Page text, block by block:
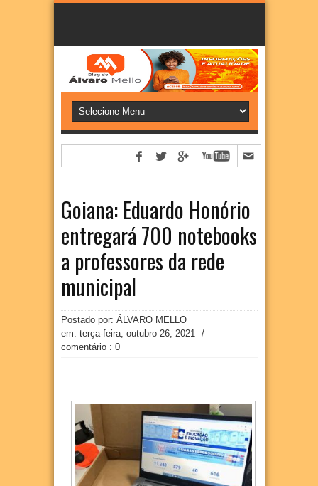
Goiana: Eduardo Honório
entregará 700 notebooks
a professores da rede
municipal
Postado por: ÁLVARO MELLO
em: terça-feira, outubro 26, 2021
/
comentário : 0